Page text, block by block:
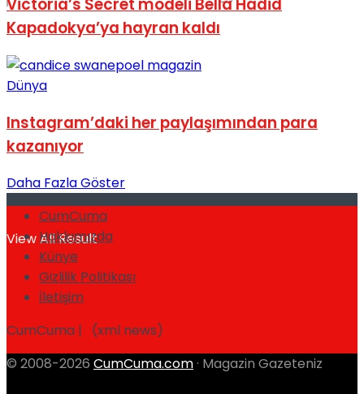
No Result
View All Result
Victoria’s Secret modeli Bella Hadid
Kapadokya’ya hayran kaldı
Dünya
Instagram’daki her paylaşımından para
kazanıyor
Daha Fazla Göster
CumCuma
Hakkımızda
Künye
Gizlilik Politikası
İletişim
CumCuma | (xml news)
© 2008-2026 CumCuma.com · Magazin Gazeteniz